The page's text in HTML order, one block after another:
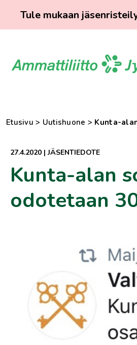
Tule mukaan
sisältöön
Etusivu > Uutishuone > Kunta-
27.4.2020 |JÄSENTIEDOTE
Kunta-alan
odotetaan